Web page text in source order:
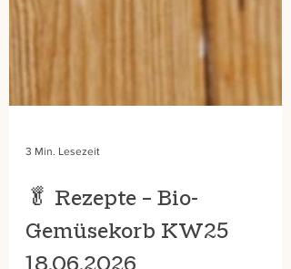
3 Min. Lesezeit
🥬 Rezepte – Bio-